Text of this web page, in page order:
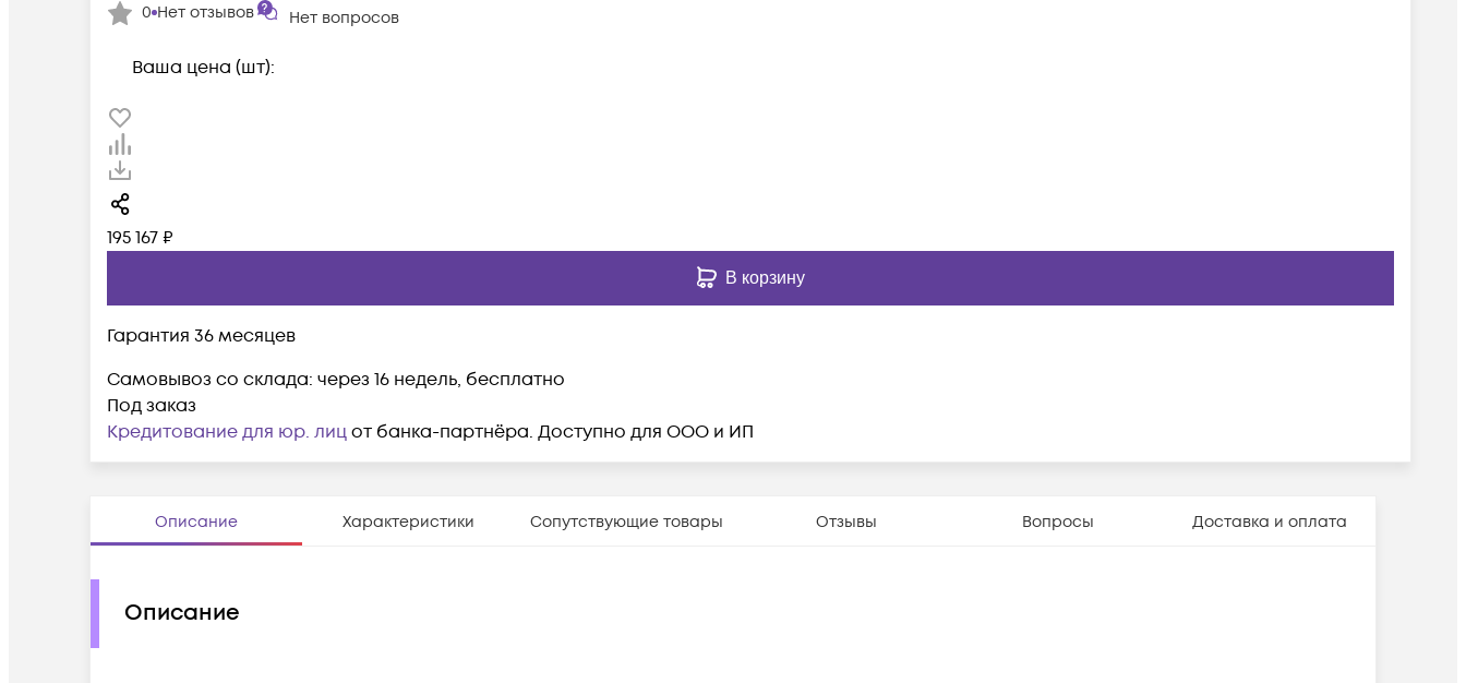
0 Нет отзывов Нет вопросов
Ваша цена (шт):
195 167₽
В корзину
Гарантия 36 месяцев
Самовывоз со склада: через 16 недель, бесплатно
Под заказ
Кредитование для юр. лицот банка-партнёра. Доступно для ООО и ИП
Описание Характеристики Сопутствующие товары Отзывы Вопросы Доставка и оплата
Описание